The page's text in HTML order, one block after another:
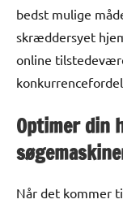
bedst mulige
skræddersyet
online
Optimer din
Når det kommer